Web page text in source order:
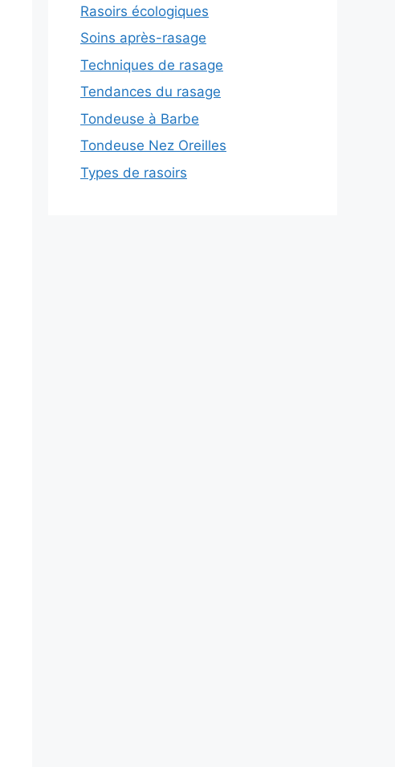
Rasoirs écologiques
Soins après-rasage
Techniques de rasage
Tendances du rasage
Tondeuse à Barbe
Tondeuse Nez Oreilles
Types de rasoirs